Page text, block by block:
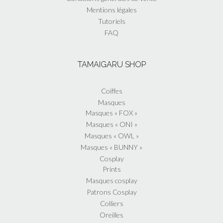
Mentions légales
Tutoriels
FAQ
TAMAIGARU SHOP
Coiffes
Masques
Masques « FOX »
Masques « ONI »
Masques « OWL »
Masques « BUNNY »
Cosplay
Prints
Masques cosplay
Patrons Cosplay
Colliers
Oreilles